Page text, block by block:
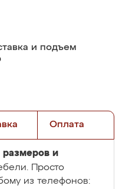
и подъем
Оплата
размеров и
Просто
из телефонов: